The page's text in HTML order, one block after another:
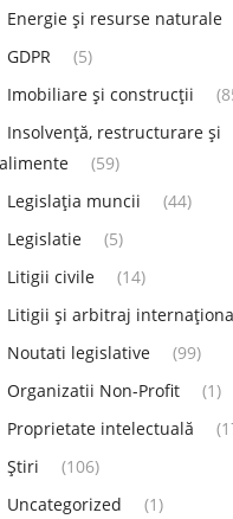
Energie și resurse naturale
GDPR
(5)
Imobiliare și construcții
Insolvență, restructurare și
(59)
Legislația muncii
(44)
Legislatie
(5)
Litigii civile
(14)
Litigii și arbitraj
Noutati legislative
(99)
Organizatii Non-Profit
(1)
Proprietate intelectuală
Știri
(106)
Uncategorized
(1)